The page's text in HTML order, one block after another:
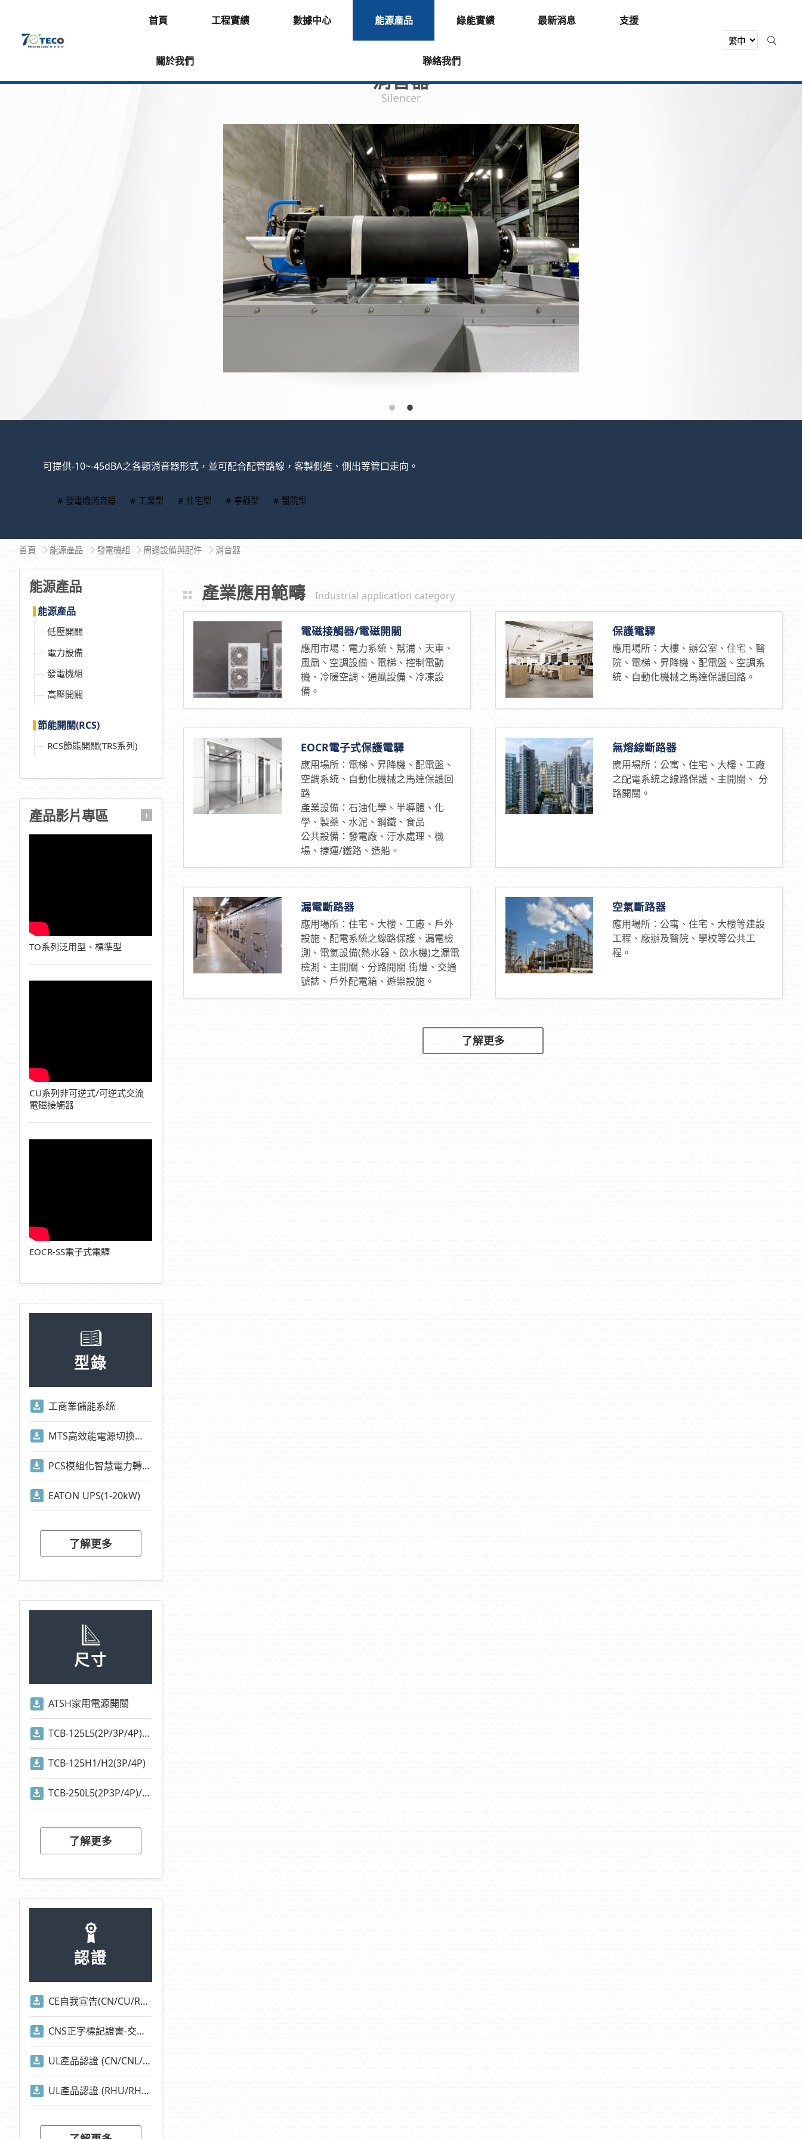
首頁 工程實績 數據中心 能源產品 綠能實績 最新消息 支援
關於我們 聯絡我們
消音器
Silencer
可提供-10~-45dBA之各類消音器形式，並可配合配管路線，客製側進、側出等管口走向。
# 發電機消音器 # 工業型 # 住宅型 # 寧靜型 # 醫院型
首頁 能源產品 發電機組 周邊設備與配件 消音器
能源產品
能源產品
低壓開關
電力設備
發電機組
高壓開關
節能開關(RCS)
RCS節能開關(TRS系列)
產品影片專區 +
TO系列泛用型、標準型
CU系列非可逆式/可逆式交流
電磁接觸器
EOCR-SS電子式電驛
型錄
工商業儲能系統
MTS高效能電源切換系統
PCS模組化智慧電力轉換系統
EATON UPS(1-20kW)
了解更多
尺寸
ATSH家用電源開關
TCB-125L5(2P/3P/4P)/TCB-125S1(2P/3P/4P)
TCB-125H1/H2(3P/4P)
TCB-250L5(2P3P/4P)/TCB-250S1(2P/3P/4P)
了解更多
認證
CE自我宣告(CN/CU/RHU/RHN/CNA/CUA/EOCR/EUCR系列)
CNS正字標記證書-交流電磁開關-適用標準2930)
UL產品認證 (CN/CNL/CU/CUL/CNA/CNI/CNE/RAN/RAM等系列)
UL產品認證 (RHU/RHN系列)
產業應用範疇 Industrial application category
電磁接觸器/電磁開關
應用市場：電力系統、幫浦、天車、
風扇、空調設備、電梯、控制電動
機、冷暖空調、通風設備、冷凍設
備。
保護電驛
應用場所：大樓、辦公室、住宅、醫
院、電梯、昇降機、配電盤、空調系
統、自動化機械之馬達保護回路。
EOCR電子式保護電驛
應用場所：電梯、昇降機、配電盤、
空調系統、自動化機械之馬達保護回
路
產業設備：石油化學、半導體、化
學、製藥、水泥、鋼鐵、食品
公共設備：發電廠、汙水處理、機
場、捷運/鐵路、造船。
無熔線斷路器
應用場所：公寓、住宅、大樓、工廠
之配電系統之線路保護、主開關、 分
路開關。
漏電斷路器
應用場所：住宅、大樓、工廠、戶外
設施、配電系統之線路保護、漏電檢
測、電氣設備(熱水器、飲水機)之漏電
檢測、主開關、分路開關 街燈、交通
號誌、戶外配電箱、遊樂設施。
空氣斷路器
應用場所：公寓、住宅、大樓等建設
工程、廠辦及醫院、學校等公共工
程。
了解更多